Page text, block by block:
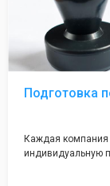
Подготовка
Каждая
индивидуальную